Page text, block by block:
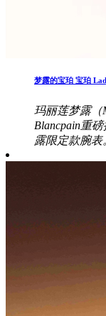
梦露的宝珀 宝珀
玛丽莲梦露（
Blancpain重
露限定款腕表